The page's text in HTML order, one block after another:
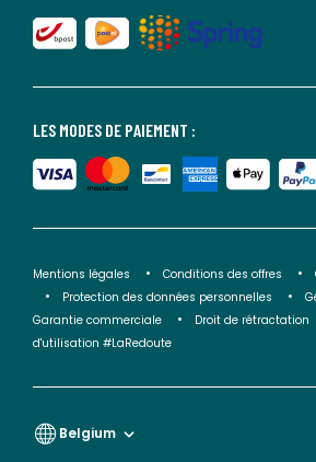
LES MODES DE PAIEMENT :
Mentions légales Conditions des offres
Protection des données personnelles
Garantie commerciale
Droit de rétractation
d'utilisation #LaRedoute
Belgium